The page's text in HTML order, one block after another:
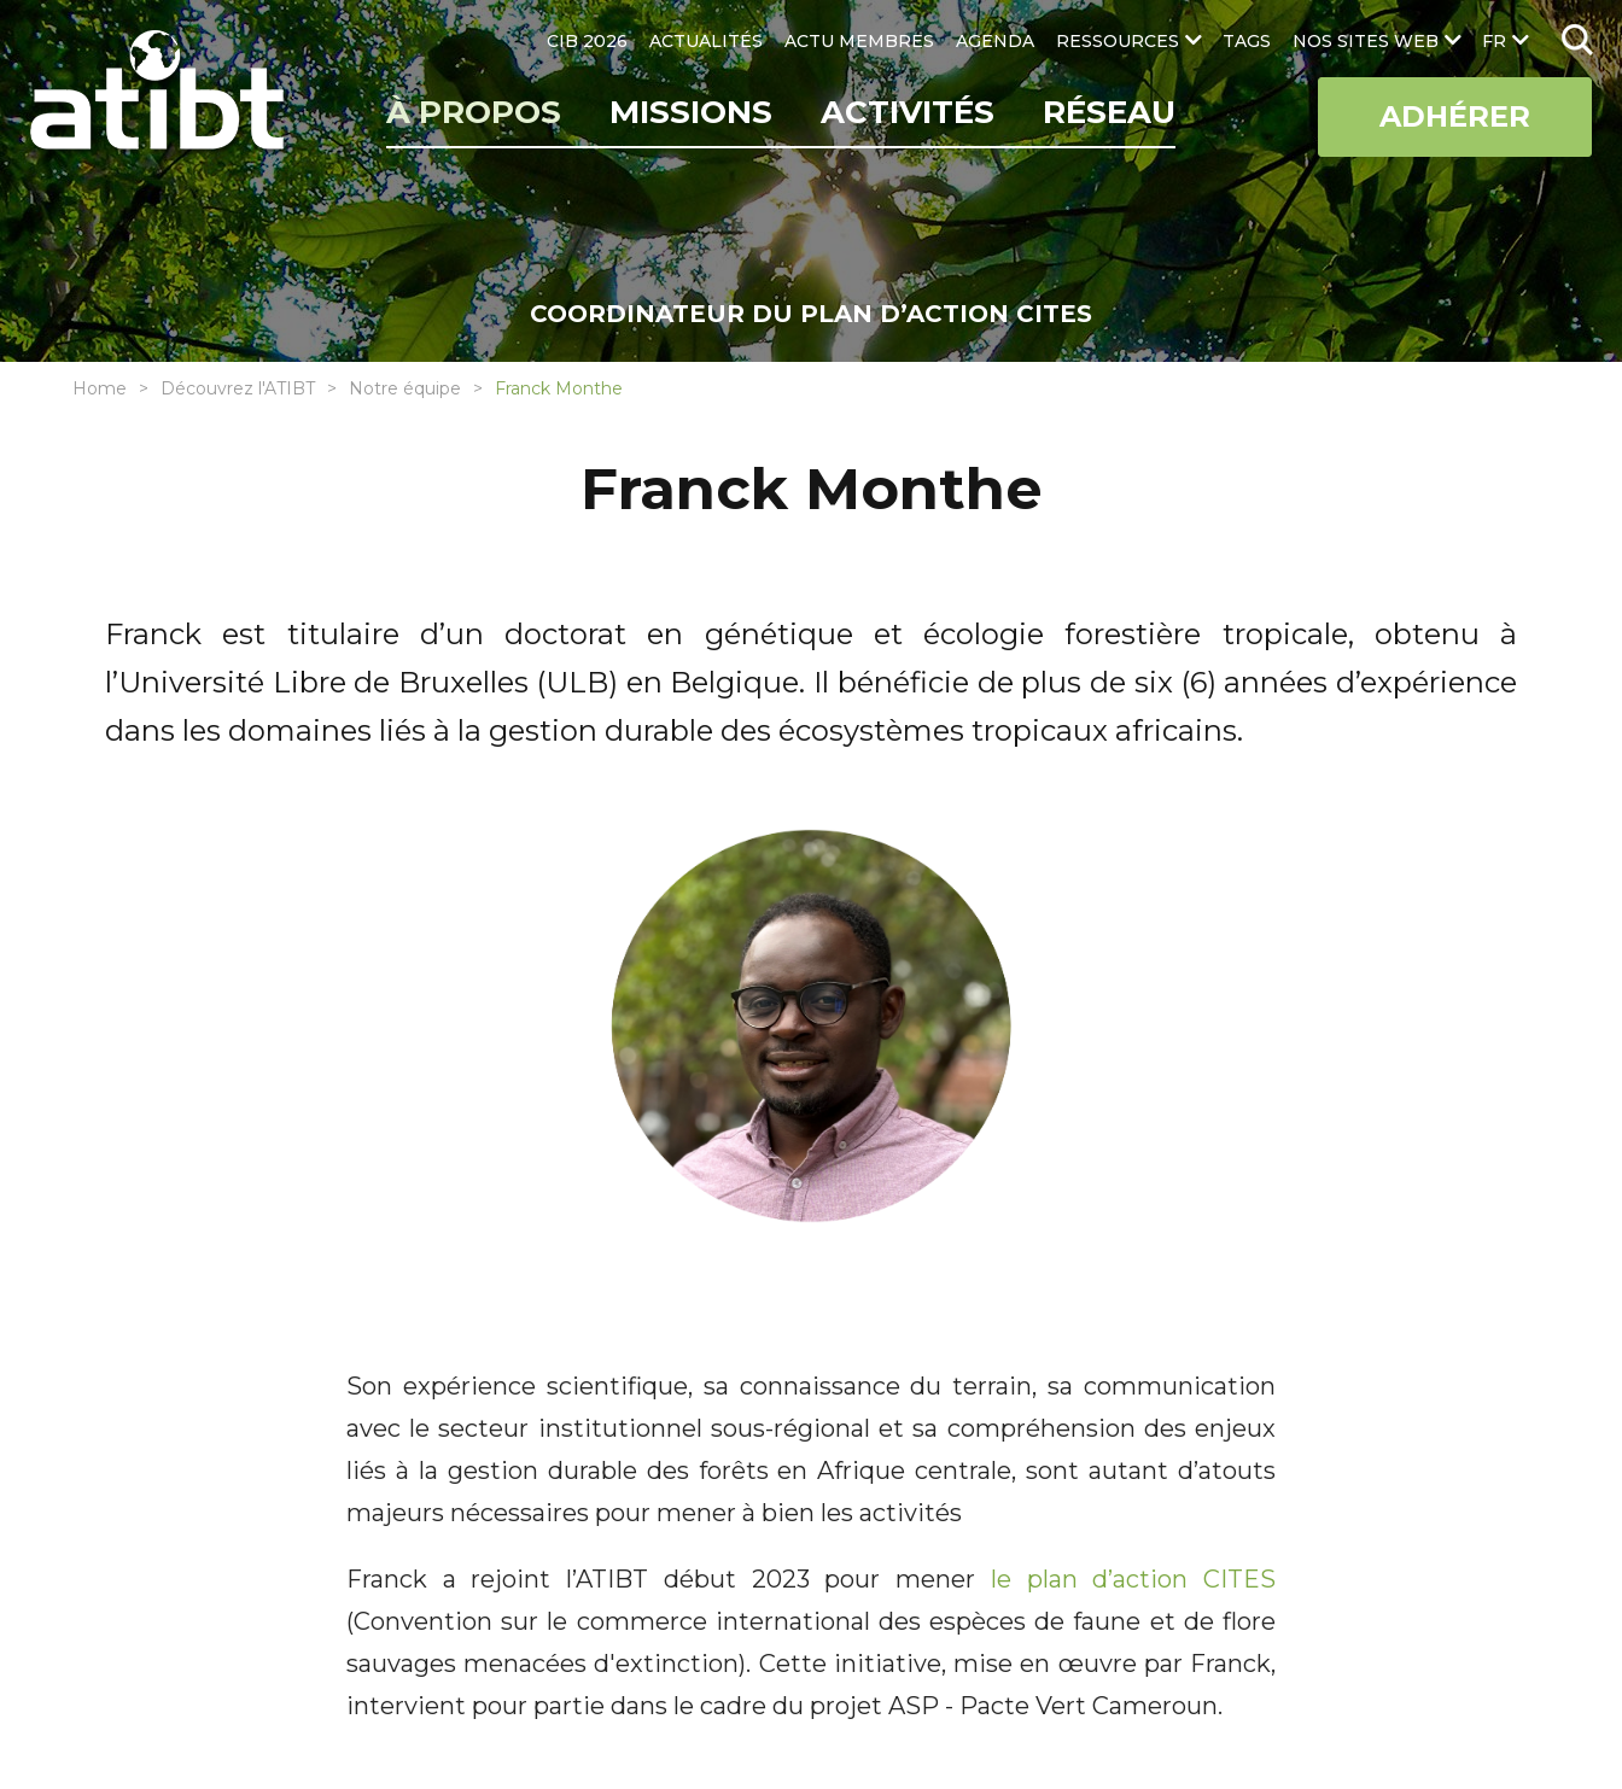
FR
CIB 2026 ACTUALITÉS ACTU MEMBRES AGENDA RESSOURCES TAGS NOS SITES WEB
À PROPOS MISSIONS ACTIVITÉS RÉSEAU ADHÉRER
COORDINATEUR DU PLAN D’ACTION CITES
Home Découvrez l'ATIBT Notre équipe Franck Monthe
Franck Monthe
Franck est titulaire d’un doctorat en génétique et écologie forestière tropicale, obtenu à
l’Université Libre de Bruxelles (ULB) en Belgique. Il bénéficie de plus de six (6) années d’expérience
dans les domaines liés à la gestion durable des écosystèmes tropicaux africains.
Son expérience scientifique, sa connaissance du terrain, sa communication
avec le secteur institutionnel sous-régional et sa compréhension des enjeux
liés à la gestion durable des forêts en Afrique centrale, sont autant d’atouts
majeurs nécessaires pour mener à bien les activités
Franck a rejoint l’ATIBT début 2023 pour mener le plan d’action CITES
(Convention sur le commerce international des espèces de faune et de flore
sauvages menacées d'extinction). Cette initiative, mise en œuvre par Franck,
intervient pour partie dans le cadre du projet ASP - Pacte Vert Cameroun.